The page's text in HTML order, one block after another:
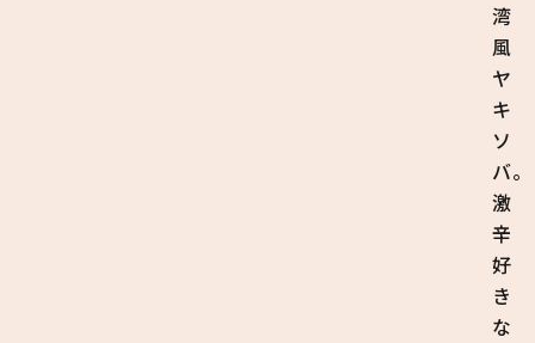
湾
風
ヤ
キ
ソ
バ。
激
辛
好
き
な